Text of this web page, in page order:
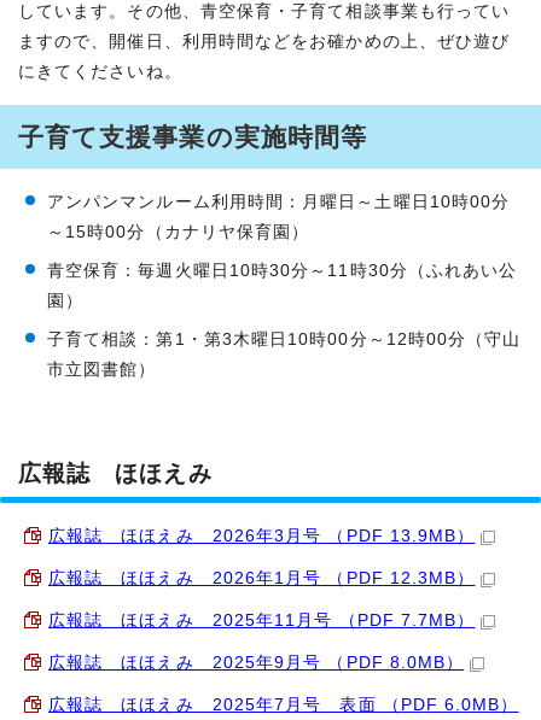
しています。その他、青空保育・子育て相談事業も行ってい
ますので、開催日、利用時間などをお確かめの上、ぜひ遊び
にきてくださいね。
子育て支援事業の実施時間等
アンパンマンルーム利用時間：月曜日～土曜日10時00分
～15時00分（カナリヤ保育園）
青空保育：毎週火曜日10時30分～11時30分（ふれあい公
園）
子育て相談：第1・第3木曜日10時00分～12時00分（守山
市立図書館）
広報誌 ほほえみ
広報誌 ほほえみ 2026年3月号 （PDF 13.9MB）
広報誌 ほほえみ 2026年1月号 （PDF 12.3MB）
広報誌 ほほえみ 2025年11月号 （PDF 7.7MB）
広報誌 ほほえみ 2025年9月号 （PDF 8.0MB）
広報誌 ほほえみ 2025年7月号 表面 （PDF 6.0MB）